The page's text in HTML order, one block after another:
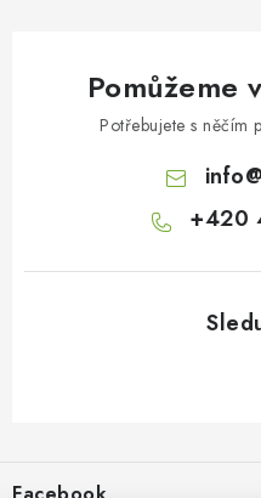
Pomůžeme
Potřebujete s něčím
info
+420